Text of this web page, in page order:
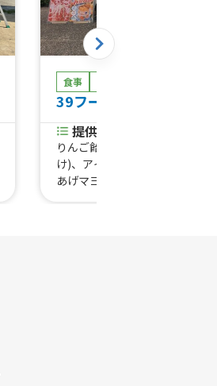
食事
39フーズ(メイン車両)
提供商品
りんご飴、アイスいちごミルク
け)、アイスいちごチョコレー
あげマヨドッグ、ハンバーガー